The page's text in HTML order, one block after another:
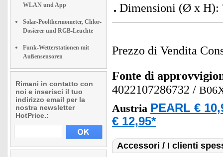
WLAN und App
Solar-Poolthermometer, Chlor-
Dosierer und RGB-Leuchte
Funk-Wetterstationen mit
Außensensoren
Rimani in contatto con
noi e inserisci il tuo
indirizzo email per la
nostra newsletter
HotPrice.:
Dimensioni (Ø x H):
Prezzo di Vendita
Fonte di
4022107286732 /
Austria PEARL €
€ 12,95*
Accessori / I clienti